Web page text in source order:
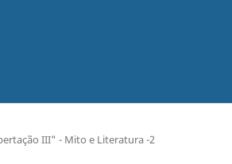
III" - Mito e Literatura -2